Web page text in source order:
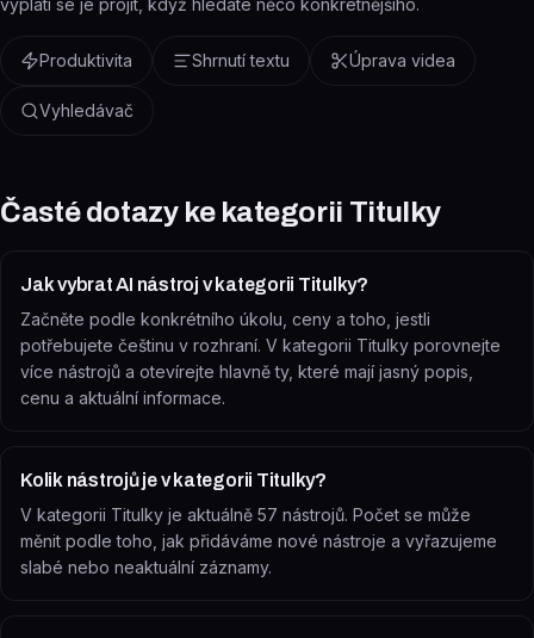
vyplatí se je projít, když hledáte něco konkrétnějšího.
Produktivita Shrnutí textu Úprava videa
Vyhledávač
Časté dotazy ke kategorii Titulky
Jak vybrat AI nástroj v kategorii Titulky?
Začněte podle konkrétního úkolu, ceny a toho, jestli
potřebujete češtinu v rozhraní. V kategorii Titulky porovnejte
více nástrojů a otevírejte hlavně ty, které mají jasný popis,
cenu a aktuální informace.
Kolik nástrojů je v kategorii Titulky?
V kategorii Titulky je aktuálně 57 nástrojů. Počet se může
měnit podle toho, jak přidáváme nové nástroje a vyřazujeme
slabé nebo neaktuální záznamy.